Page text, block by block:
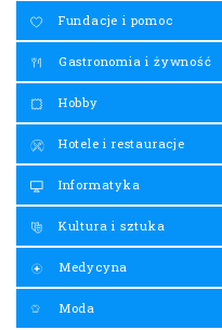
Fundacje i pomoc
Gastronomia i żywność
Hobby
Hotele i restauracje
Informatyka
Kultura i sztuka
Medycyna
Moda